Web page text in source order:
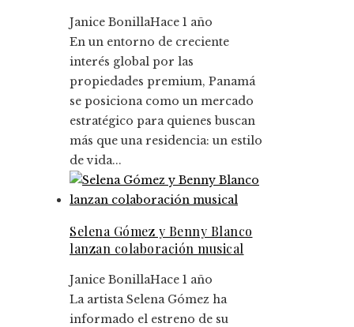
Janice BonillaHace 1 año
En un entorno de creciente
interés global por las
propiedades premium, Panamá
se posiciona como un mercado
estratégico para quienes buscan
más que una residencia: un estilo
de vida...
Selena Gómez y Benny Blanco
lanzan colaboración musical
Janice BonillaHace 1 año
La artista Selena Gómez ha
informado el estreno de su